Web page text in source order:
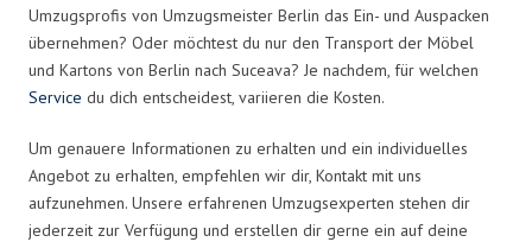
Umzugsprofis von Umzugsmeister Berlin das Ein- und Auspacken
übernehmen? Oder möchtest du nur den Transport der Möbel
und Kartons von Berlin nach Suceava? Je nachdem, für welchen
Service du dich entscheidest, variieren die Kosten.
Um genauere Informationen zu erhalten und ein individuelles
Angebot zu erhalten, empfehlen wir dir, Kontakt mit uns
aufzunehmen. Unsere erfahrenen Umzugsexperten stehen dir
jederzeit zur Verfügung und erstellen dir gerne ein auf deine